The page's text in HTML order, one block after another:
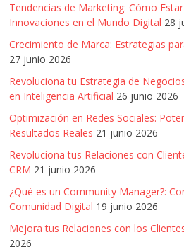
Tendencias de Marketing: Cómo
Innovaciones en el Mundo Digital 28
Crecimiento de Marca: Estrategias
27 junio 2026
Revoluciona tu Estrategia de
en Inteligencia Artificial 26 junio 2026
Optimización en Redes Sociales:
Resultados Reales 21 junio 2026
Revoluciona tus Relaciones con
CRM 21 junio 2026
¿Qué es un Community Manager?:
Comunidad Digital 19 junio 2026
Mejora tus Relaciones con los
2026